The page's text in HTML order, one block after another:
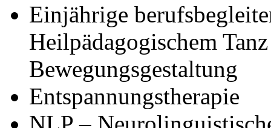
Einjährige
Heilpädagogischem
Bewegungsgestaltung
Entspannungstherapie